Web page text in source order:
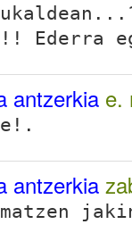
antzerkia e.
antzerkia